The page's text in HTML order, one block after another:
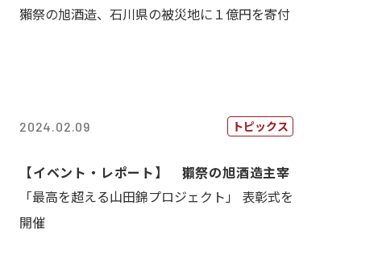
獺祭の旭酒造、石川県の被災地に１億円を寄付
2024.02.09 トピックス
【イベント・レポート】 獺祭の旭酒造主宰
「最高を超える山田錦プロジェクト」 表彰式を
開催